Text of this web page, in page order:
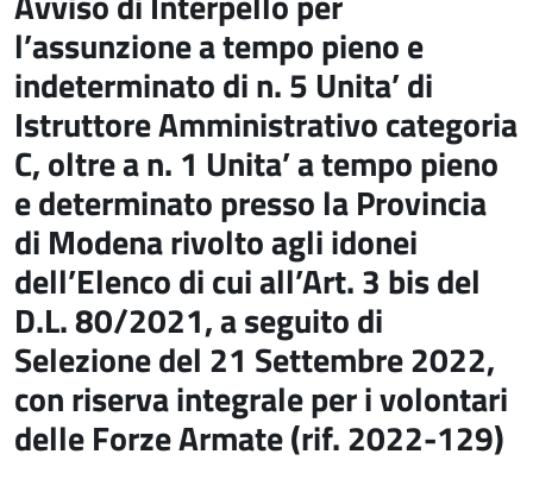
l’assunzione a tempo pieno e
indeterminato di n. 5 Unita’ di
Istruttore Amministrativo categoria
C, oltre a n. 1 Unita’ a tempo pieno
e determinato presso la Provincia
di Modena rivolto agli idonei
dell’Elenco di cui all’Art. 3 bis del
D.L. 80/2021, a seguito di
Selezione del 21 Settembre 2022,
con riserva integrale per i volontari
delle Forze Armate (rif. 2022-129)